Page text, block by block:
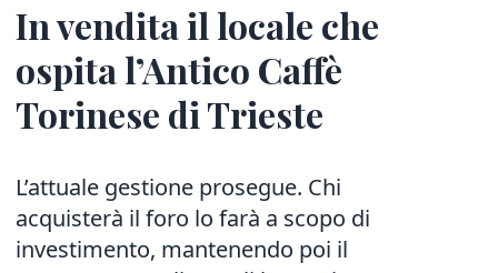
In vendita il locale che
ospita l’Antico Caffè
Torinese di Trieste
L’attuale gestione prosegue. Chi
acquisterà il foro lo farà a scopo di
investimento, mantenendo poi il